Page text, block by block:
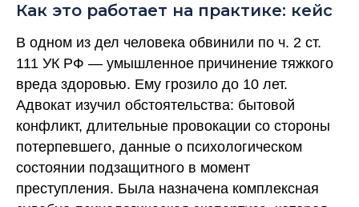
Как это работает на практике: кейс
В одном из дел человека обвинили по ч. 2 ст.
111 УК РФ — умышленное причинение тяжкого
вреда здоровью. Ему грозило до 10 лет.
Адвокат изучил обстоятельства: бытовой
конфликт, длительные провокации со стороны
потерпевшего, данные о психологическом
состоянии подзащитного в момент
преступления. Была назначена комплексная